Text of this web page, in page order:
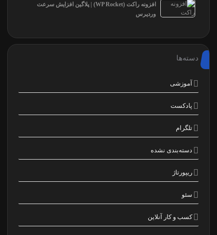
افزونه راکت (WP Rocket) | پلاگین افزایش سرعت
وردپرس
دسته‌ها
آموزشی
پادکست
تلگرام
دسته‌بندی نشده
ریپورتاژ
سئو
کسب و کار آنلاین